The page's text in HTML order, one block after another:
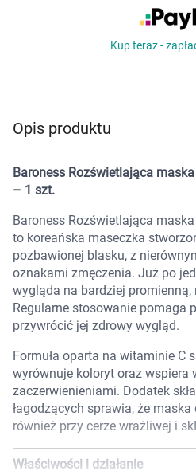
Korzystamy z plików
Marki
Kup teraz -
Opis produktu
Baroness Rozświetlająca
– 1 szt.
Baroness Rozświetlająca
to koreańska maseczka
pozbawionej blasku, z
oznakami zmęczenia. Już po
wygląda na bardziej
Regularne stosowanie pomaga
przywrócić jej zdrowy wygląd.
Formuła oparta na witaminie C
wyrównuje koloryt oraz wspiera
zaczerwienieniami. Dodatek
łagodzących sprawia, że
również przy cerze wrażliwej i
Właściwości i działanie